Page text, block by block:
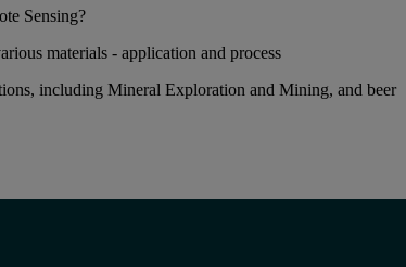
Sensing?
materials - application and process
including Mineral Exploration and Mining, and beer